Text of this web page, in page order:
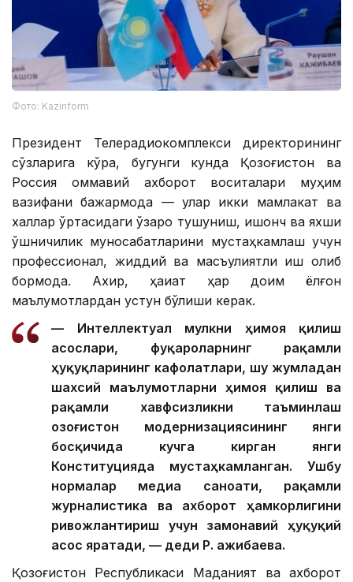
Фото: Kazinform
Президент Телерадиокомплекси директорининг
сўзларига кўра, бугунги кунда Қозоғистон ва
Россия оммавий ахборот воситалари муҳим
вазифани бажармоқда — улар икки мамлакат ва
халқлар ўртасидаги ўзаро тушуниш, ишонч ва яхши
қўшничилик муносабатларини мустаҳкамлаш учун
профессионал, жиддий ва масъулиятли иш олиб
бормоқда. Ахир, ҳақиқат ҳар доим ёлғон
маълумотлардан устун бўлиши керак.
— Интеллектуал мулкни ҳимоя қилиш
асослари, фуқароларнинг рақамли
ҳуқуқларининг кафолатлари, шу жумладан
шахсий маълумотларни ҳимоя қилиш ва
рақамли хавфсизликни таъминлаш
Қозоғистон модернизациясининг янги
босқичида кучга кирган янги
Конституцияда мустаҳкамланган. Ушбу
нормалар медиа саноати, рақамли
журналистика ва ахборот ҳамкорлигини
ривожлантириш учун замонавий ҳуқуқий
асос яратади, — деди Р. Қажибаева.
Қозоғистон Республикаси Маданият ва ахборот